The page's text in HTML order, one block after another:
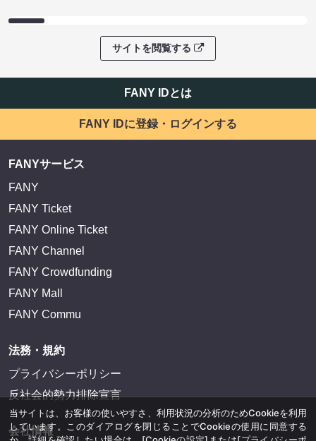
サイトを閲覧する
FANY IDとは
FANY IDに登録・ログインする
FANYサービス
FANY
FANY Ticket
FANY Online Ticket
FANY Channel
FANY Crowdfunding
FANY Mall
FANY Commu
法務・規約
プライバシーポリシー
反社会的勢力排除宣言
会社情報
当サイトは、お客様の使いやすさ、利用状況の分析のためCookieを利用
しています。このダイアログを閉じることでCookieの使用に同意する